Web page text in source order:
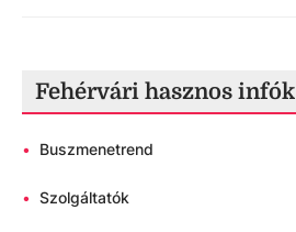
Fehérvári hasznos infók
• Buszmenetrend
• Szolgáltatók